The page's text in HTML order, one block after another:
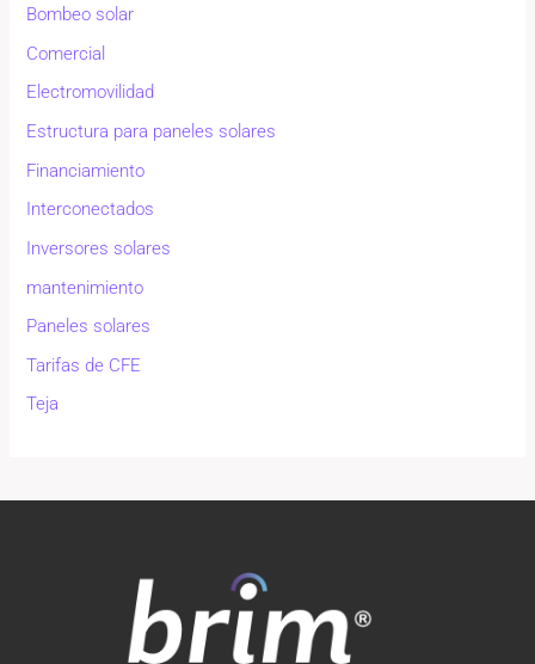
Bombeo solar
Comercial
Electromovilidad
Estructura para paneles solares
Financiamiento
Interconectados
Inversores solares
mantenimiento
Paneles solares
Tarifas de CFE
Teja